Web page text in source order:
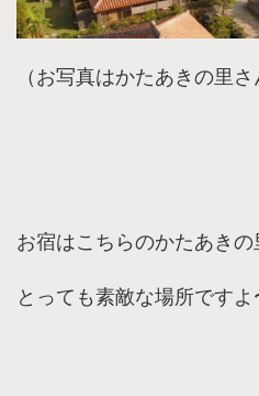
（お写真はかたあきの里
お宿はこちらのかたあきの
とっても素敵な場所です